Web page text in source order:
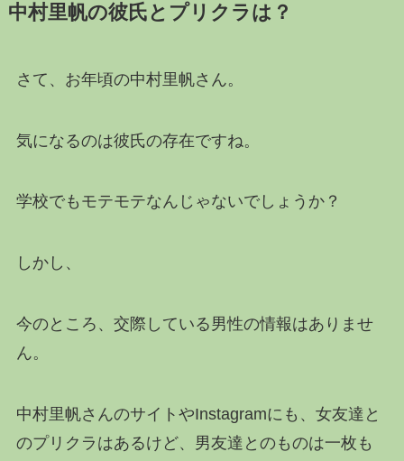
中村里帆の彼氏とプリクラは？
さて、お年頃の中村里帆さん。
気になるのは彼氏の存在ですね。
学校でもモテモテなんじゃないでしょうか？
しかし、
今のところ、交際している男性の情報はありませ
ん。
中村里帆さんのサイトやInstagramにも、女友達と
のプリクラはあるけど、男友達とのものは一枚も